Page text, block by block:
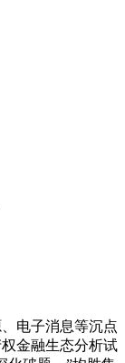
电子消息等沉点
金融生态分析试